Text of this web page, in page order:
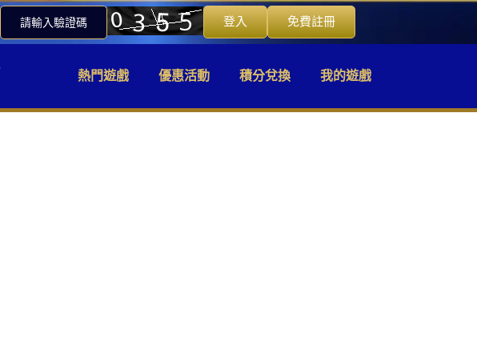
請輸入驗證碼 登入 免費註冊
熱門遊戲 優惠活動 積分兌換 我的遊戲